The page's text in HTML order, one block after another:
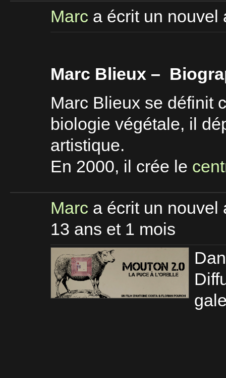
Marc a écrit un
Marc Blieux –
Marc Blieux se définit
biologie végétale, il
artistique.
En 2000, il crée le
Marc a écrit un
13 ans et 1 mois